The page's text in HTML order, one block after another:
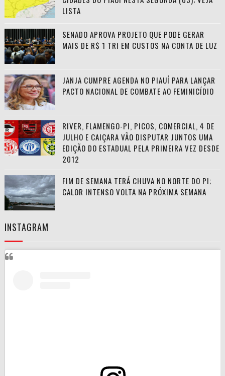
LISTA
SENADO APROVA PROJETO QUE PODE GERAR
MAIS DE R$ 1 TRI EM CUSTOS NA CONTA DE LUZ
JANJA CUMPRE AGENDA NO PIAUÍ PARA LANÇAR
PACTO NACIONAL DE COMBATE AO FEMINICÍDIO
RIVER, FLAMENGO-PI, PICOS, COMERCIAL, 4 DE
JULHO E CAIÇARA VÃO DISPUTAR JUNTOS UMA
EDIÇÃO DO ESTADUAL PELA PRIMEIRA VEZ DESDE
2012
FIM DE SEMANA TERÁ CHUVA NO NORTE DO PI;
CALOR INTENSO VOLTA NA PRÓXIMA SEMANA
INSTAGRAM